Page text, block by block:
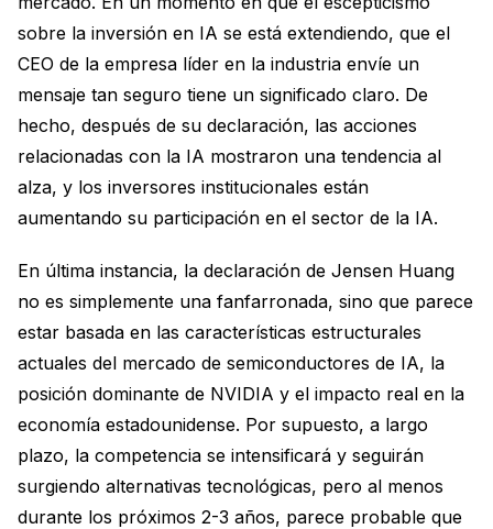
sobre la inversión en IA se está extendiendo, que el
CEO de la empresa líder en la industria envíe un
mensaje tan seguro tiene un significado claro. De
hecho, después de su declaración, las acciones
relacionadas con la IA mostraron una tendencia al
alza, y los inversores institucionales están
aumentando su participación en el sector de la IA.
En última instancia, la declaración de Jensen Huang
no es simplemente una fanfarronada, sino que parece
estar basada en las características estructurales
actuales del mercado de semiconductores de IA, la
posición dominante de NVIDIA y el impacto real en la
economía estadounidense. Por supuesto, a largo
plazo, la competencia se intensificará y seguirán
surgiendo alternativas tecnológicas, pero al menos
durante los próximos 2-3 años, parece probable que